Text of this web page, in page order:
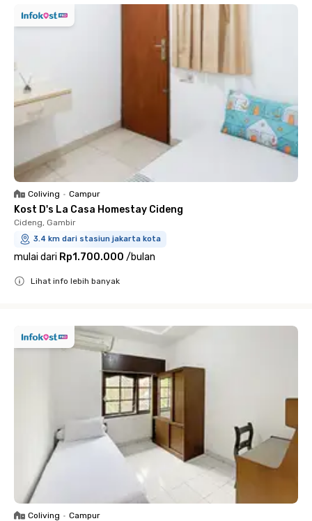
Coliving • Campur
Kost D's La Casa Homestay Cideng
Cideng, Gambir
3.4 km dari stasiun jakarta kota
mulai dari Rp1.700.000 /bulan
Lihat info lebih banyak
Coliving • Campur